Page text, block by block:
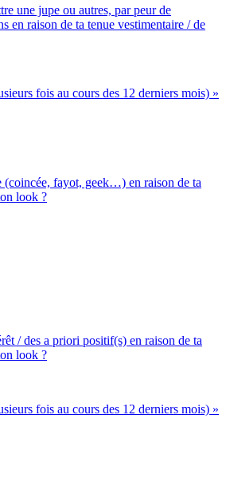
une jupe ou autres, par peur de
en raison de ta tenue vestimentaire / de
fois au cours des 12 derniers mois) »
(coincée, fayot, geek…) en raison de ta
look ?
/ des a priori positif(s) en raison de ta
look ?
fois au cours des 12 derniers mois) »